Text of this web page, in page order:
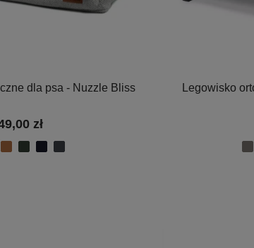
dla psa - Nuzzle Bliss
zł
Legowisko